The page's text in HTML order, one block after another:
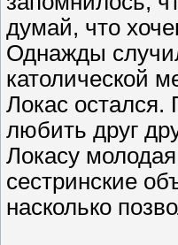
думай, что
Однажды
католической
Локас остался.
любить друг
Локасу
сестринские
насколько